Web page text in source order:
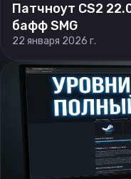
Патчноут CS2
бафф SMG
22 января 2026 г.